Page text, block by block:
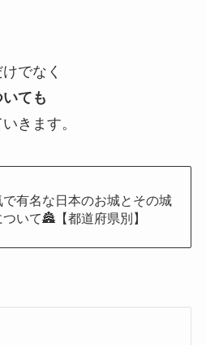
でなく
ても
きます。
で有名な日本のお城とその城
ついて🏯【都道府県別】